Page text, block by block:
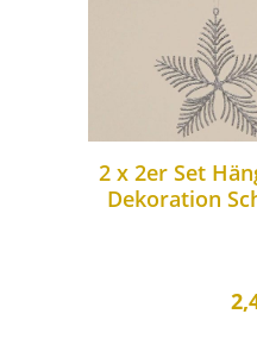
2 x 2er Set
Dekoration